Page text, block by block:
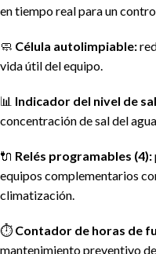
en tiempo real para un
🧼 Célula autolimpiable:
vida útil del equipo.
📊 Indicador del nivel de
concentración de sal del
🔌 Relés programables (4):
equipos complementarios
climatización.
⏱️ Contador de horas de
mantenimiento preventivo